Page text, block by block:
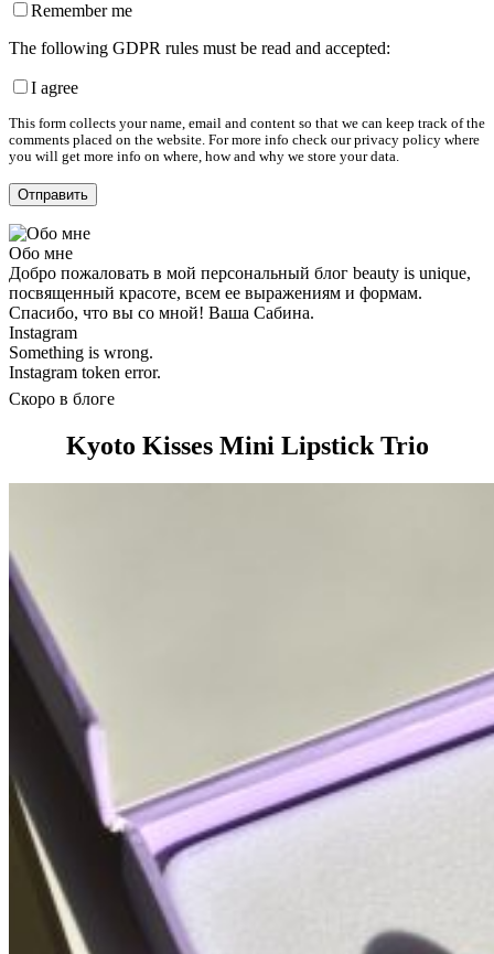
Remember me
The following GDPR rules must be read and accepted:
I agree
This form collects your name, email and content so that we can keep track of the
comments placed on the website. For more info check our privacy policy where
you will get more info on where, how and why we store your data.
Обо мне
Добро пожаловать в мой персональный блог beauty is unique,
посвященный красоте, всем ее выражениям и формам.
Спасибо, что вы со мной! Ваша Сабина.
Instagram
Something is wrong.
Instagram token error.
Скоро в блоге
Kyoto Kisses Mini Lipstick Trio